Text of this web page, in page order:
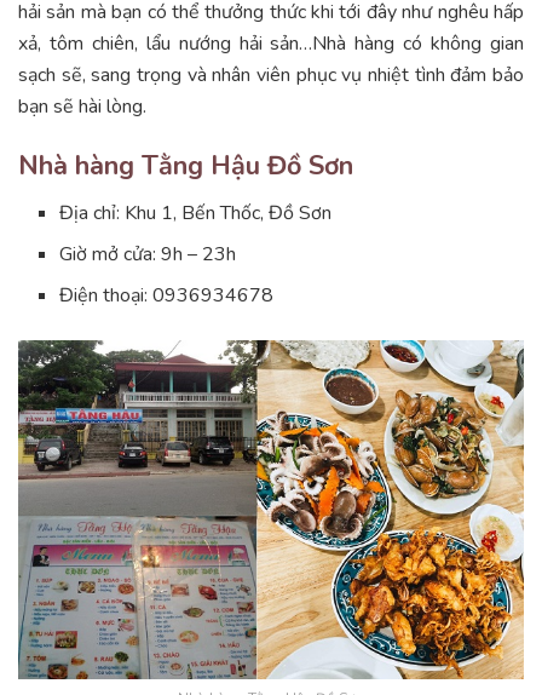
hải sản mà bạn có thể thưởng thức khi tới đây như nghêu hấp
xả, tôm chiên, lẩu nướng hải sản…Nhà hàng có không gian
sạch sẽ, sang trọng và nhân viên phục vụ nhiệt tình đảm bảo
bạn sẽ hài lòng.
Nhà hàng Tằng Hậu Đồ Sơn
Địa chỉ: Khu 1, Bến Thốc, Đồ Sơn
Giờ mở cửa: 9h – 23h
Điện thoại: 0936934678